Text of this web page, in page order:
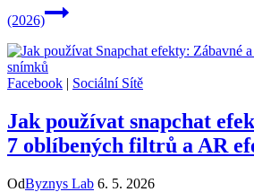
(2026)
Facebook | Sociální Sítě
Jak používat snapchat
7 oblíbených filtrů a AR
OdByznys Lab 6. 5. 2026